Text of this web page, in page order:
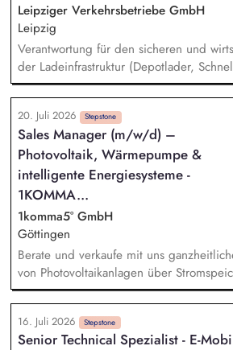
Leipziger Verkehrsbetriebe GmbH
Leipzig
Verantwortung für den sicheren und
der Ladeinfrastruktur (Depotlader,
und Werkstattladepunkte) Steuerung,
Überwachung von Wartungs-,
Instandhaltungsmaßnahmen
gesetzlich vorgeschriebener Prüfungen
VDE) Analyse, Koordination und
technischer Störungen Sicherstellung
Anlagenverfügbarkeit sowie Optimierung
Betriebssicherheit und Effizienz
20. Juli 2026 Stepstone
Sales Manager (m/w/d) –
Photovoltaik, Wärmepumpe &
intelligente Energiesysteme -
1KOMMA...
1komma5° GmbH
Göttingen
Berate und verkaufe mit uns
von Photovoltaikanlagen über
und Wallboxen bis hin zu unserem
Energiemanagementsystem „Heartbeat
16. Juli 2026 Stepstone
Senior Technical Spezialist - E-